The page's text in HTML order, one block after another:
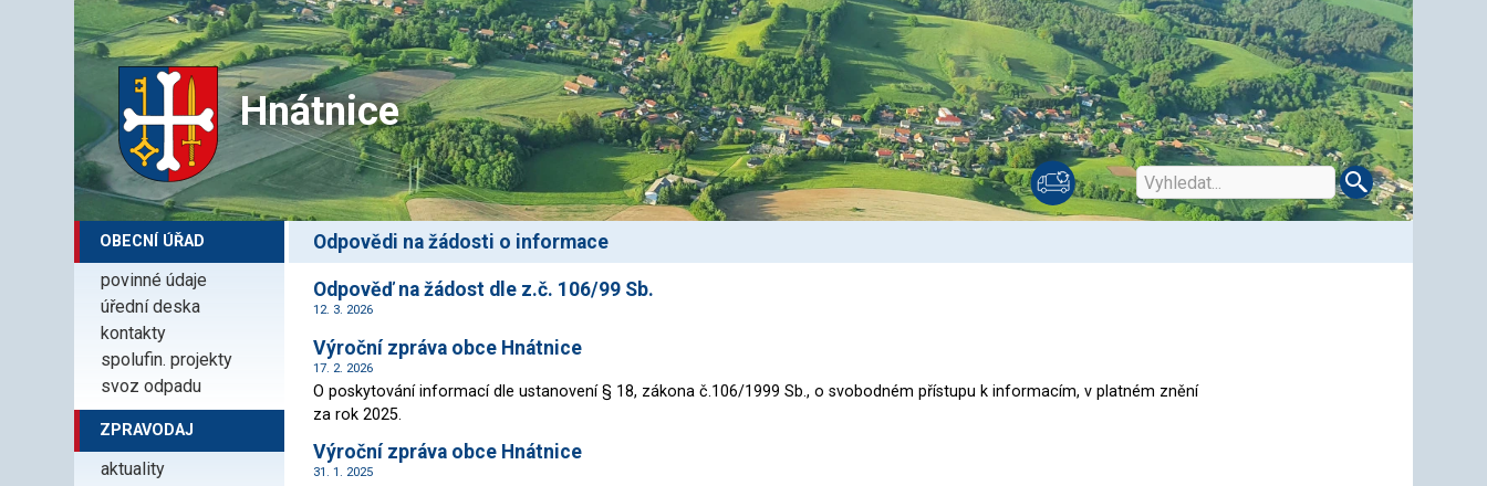
Hnátnice
OBECNÍ ÚŘAD
povinné údaje
úřední deska
kontakty
spolufin. projekty
svoz odpadu
ZPRAVODAJ
aktuality
Odpovědi na žádosti o informace
Odpověď na žádost dle z.č. 106/99 Sb.
12. 3. 2026
Výroční zpráva obce Hnátnice
17. 2. 2026
O poskytování informací dle ustanovení § 18, zákona č.106/1999 Sb., o svobodném přístupu k informacím, v platném znění
za rok 2025.
Výroční zpráva obce Hnátnice
31. 1. 2025